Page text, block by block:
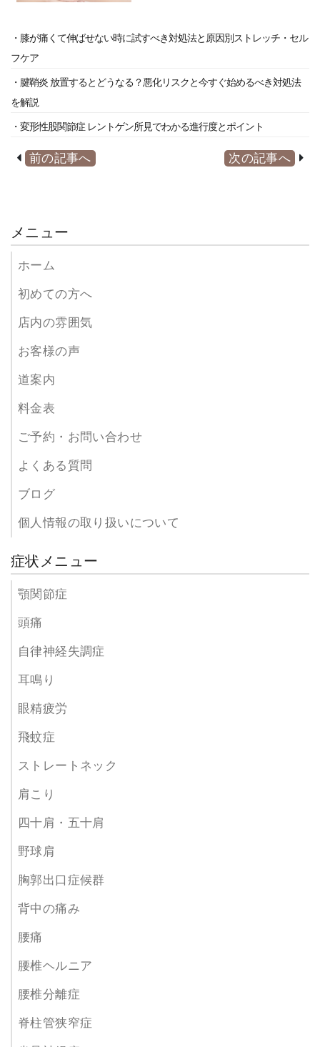
・膝が痛くて伸ばせない時に試すべき対処法と原因別ストレッチ・セル
フケア
・腱鞘炎 放置するとどうなる？悪化リスクと今すぐ始めるべき対処法
を解説
・変形性股関節症 レントゲン所見でわかる進行度とポイント
前の記事へ 次の記事へ
メニュー
ホーム
初めての方へ
店内の雰囲気
お客様の声
道案内
料金表
ご予約・お問い合わせ
よくある質問
ブログ
個人情報の取り扱いについて
症状メニュー
顎関節症
頭痛
自律神経失調症
耳鳴り
眼精疲労
飛蚊症
ストレートネック
肩こり
四十肩・五十肩
野球肩
胸郭出口症候群
背中の痛み
腰痛
腰椎ヘルニア
腰椎分離症
脊柱管狭窄症